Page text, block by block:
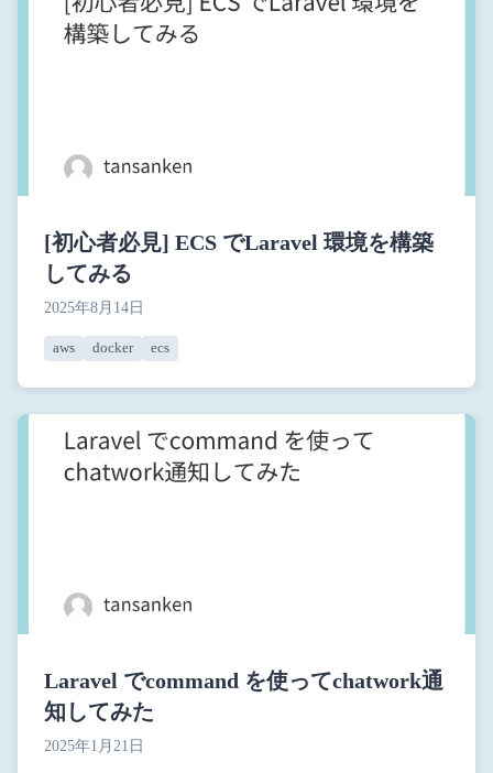
[初心者必見] ECS でLaravel 環境を構築
してみる
2025年8月14日
aws docker ecs
Laravel でcommand を使ってchatwork通
知してみた
2025年1月21日